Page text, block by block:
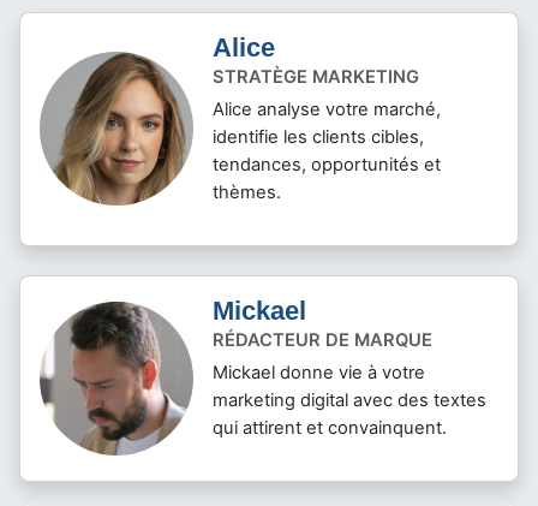
Alice
STRATÈGE MARKETING
Alice analyse votre marché,
identifie les clients cibles,
tendances, opportunités et
thèmes.
Mickael
RÉDACTEUR DE MARQUE
Mickael donne vie à votre
marketing digital avec des textes
qui attirent et convainquent.